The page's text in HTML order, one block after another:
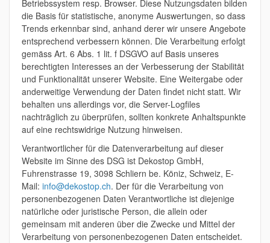
Betriebssystem resp. Browser. Diese Nutzungsdaten bilden
die Basis für statistische, anonyme Auswertungen, so dass
Trends erkennbar sind, anhand derer wir unsere Angebote
entsprechend verbessern können. Die Verarbeitung erfolgt
gemäss Art. 6 Abs. 1 lit. f DSGVO auf Basis unseres
berechtigten Interesses an der Verbesserung der Stabilität
und Funktionalität unserer Website. Eine Weitergabe oder
anderweitige Verwendung der Daten findet nicht statt. Wir
behalten uns allerdings vor, die Server-Logfiles
nachträglich zu überprüfen, sollten konkrete Anhaltspunkte
auf eine rechtswidrige Nutzung hinweisen.
Verantwortlicher für die Datenverarbeitung auf dieser
Website im Sinne des DSG ist Dekostop GmbH,
Fuhrenstrasse 19, 3098 Schliern be. Köniz, Schweiz, E-
Mail: info@dekostop.ch. Der für die Verarbeitung von
personenbezogenen Daten Verantwortliche ist diejenige
natürliche oder juristische Person, die allein oder
gemeinsam mit anderen über die Zwecke und Mittel der
Verarbeitung von personenbezogenen Daten entscheidet.